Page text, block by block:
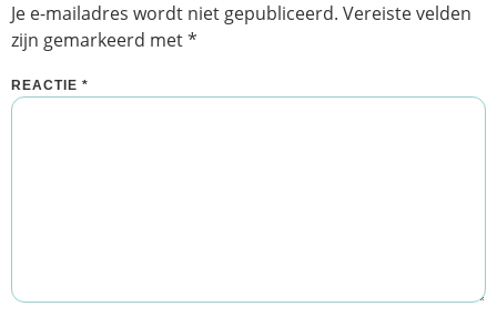
Je e-mailadres wordt niet gepubliceerd. Vereiste velden
zijn gemarkeerd met*
REACTIE *